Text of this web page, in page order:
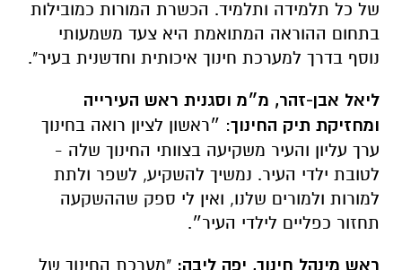
של כל תלמידה ותלמיד. הכשרת המורות כמובילות
בתחום ההוראה המתואמת היא צעד משמעותי
נוסף בדרך למערכת חינוך איכותית וחדשנית בעיר".
ליאל אבן-זהר, מ״מ וסגנית ראש העירייה
ומחזיקת תיק החינוך: ״ראשון לציון רואה בחינוך
ערך עליון והעיר משקיעה בצוותי החינוך שלה -
לטובת ילדי העיר. נמשיך להשקיע, לשפר ולתת
למורות ולמורים שלנו, ואין לי ספק שההשקעה
תחזור כפליים לילדי העיר״.
"מערכת החינוך של